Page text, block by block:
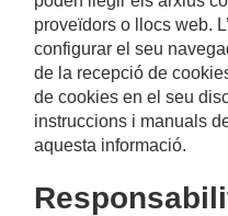
proveïdors o llocs web.
configurar el seu
de la recepció de
de cookies en el seu
instruccions i manuals
aquesta informació.